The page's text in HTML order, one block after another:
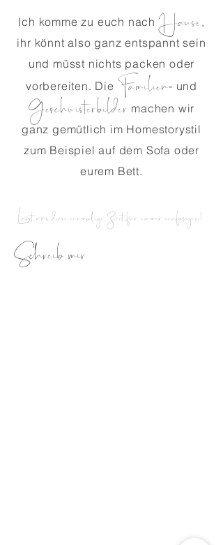
Ich komme zu euch nach Hause,
ihr könnt also ganz entspannt sein
und müsst nichts packen oder
vorbereiten. Die Familien- und
Geschwisterbilder machen wir
ganz gemütlich im Homestorystil
zum Beispiel auf dem Sofa oder
eurem Bett.
Lasst uns diese einmalige Zeit für immer einfangen!
Schreib mir